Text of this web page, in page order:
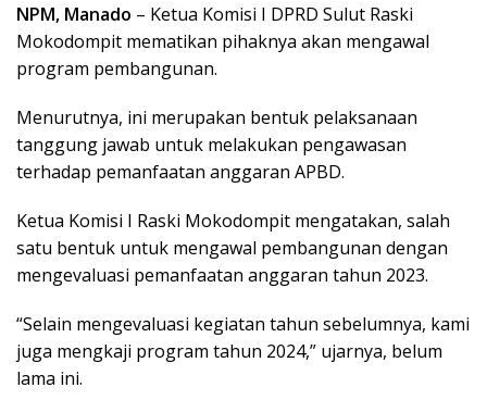
NPM, Manado – Ketua Komisi I DPRD Sulut Raski
Mokodompit mematikan pihaknya akan mengawal
program pembangunan.
Menurutnya, ini merupakan bentuk pelaksanaan
tanggung jawab untuk melakukan pengawasan
terhadap pemanfaatan anggaran APBD.
Ketua Komisi I Raski Mokodompit mengatakan, salah
satu bentuk untuk mengawal pembangunan dengan
mengevaluasi pemanfaatan anggaran tahun 2023.
“Selain mengevaluasi kegiatan tahun sebelumnya, kami
juga mengkaji program tahun 2024,” ujarnya, belum
lama ini.